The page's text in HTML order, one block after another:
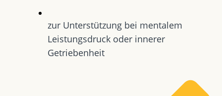
zur Unterstützung bei mentalem
Leistungsdruck oder innerer
Getriebenheit